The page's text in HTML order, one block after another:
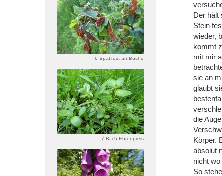
6 Spätfrost an Buche
7 Bach-Ehrenpreis
Der hält
Stein
wieder,
kommt
mit mir
sie an
glaubt
die
Körper.
absolut
nicht
So